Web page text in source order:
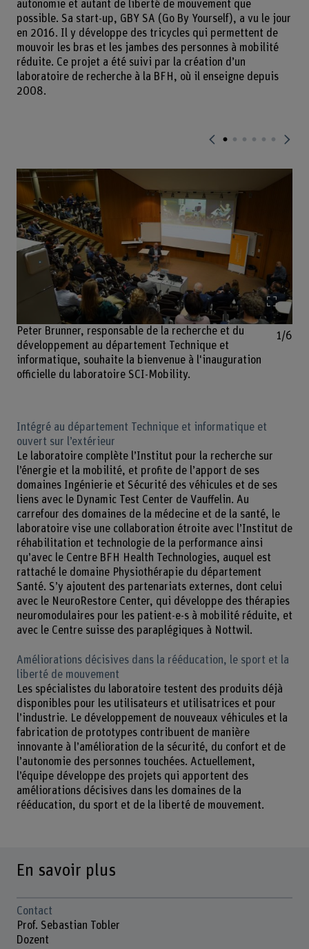
autonomie et autant de liberté de mouvement que
possible. Sa start-up, GBY SA (Go By Yourself), a vu le jour
en 2016. Il y développe des tricycles qui permettent de
mouvoir les bras et les jambes des personnes à mobilité
réduite. Ce projet a été suivi par la création d’un
laboratoire de recherche à la BFH, où il enseigne depuis
2008.
Peter Brunner, responsable de la recherche et du
développement au département Technique et
informatique, souhaite la bienvenue à l'inauguration
officielle du laboratoire SCI-Mobility.
1/6
Intégré au département Technique et informatique et
ouvert sur l’extérieur
Le laboratoire complète l’Institut pour la recherche sur
l’énergie et la mobilité, et profite de l’apport de ses
domaines Ingénierie et Sécurité des véhicules et de ses
liens avec le Dynamic Test Center de Vauffelin. Au
carrefour des domaines de la médecine et de la santé, le
laboratoire vise une collaboration étroite avec l’Institut de
réhabilitation et technologie de la performance ainsi
qu’avec le Centre BFH Health Technologies, auquel est
rattaché le domaine Physiothérapie du département
Santé. S’y ajoutent des partenariats externes, dont celui
avec le NeuroRestore Center, qui développe des thérapies
neuromodulaires pour les patient-e-s à mobilité réduite, et
avec le Centre suisse des paraplégiques à Nottwil.
Améliorations décisives dans la rééducation, le sport et la
liberté de mouvement
Les spécialistes du laboratoire testent des produits déjà
disponibles pour les utilisateurs et utilisatrices et pour
l’industrie. Le développement de nouveaux véhicules et la
fabrication de prototypes contribuent de manière
innovante à l’amélioration de la sécurité, du confort et de
l’autonomie des personnes touchées. Actuellement,
l’équipe développe des projets qui apportent des
améliorations décisives dans les domaines de la
rééducation, du sport et de la liberté de mouvement.
En savoir plus
Contact
Prof. Sebastian Tobler
Dozent